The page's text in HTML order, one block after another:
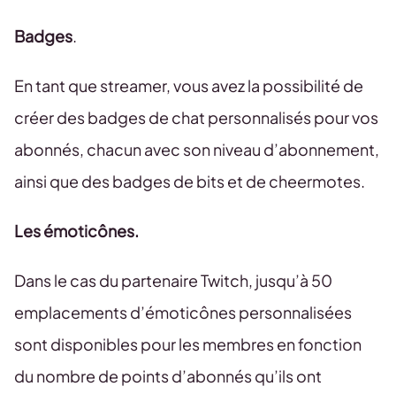
Badges.
En tant que streamer, vous avez la possibilité de
créer des badges de chat personnalisés pour vos
abonnés, chacun avec son niveau d’abonnement,
ainsi que des badges de bits et de cheermotes.
Les émoticônes.
Dans le cas du partenaire Twitch, jusqu’à 50
emplacements d’émoticônes personnalisées
sont disponibles pour les membres en fonction
du nombre de points d’abonnés qu’ils ont